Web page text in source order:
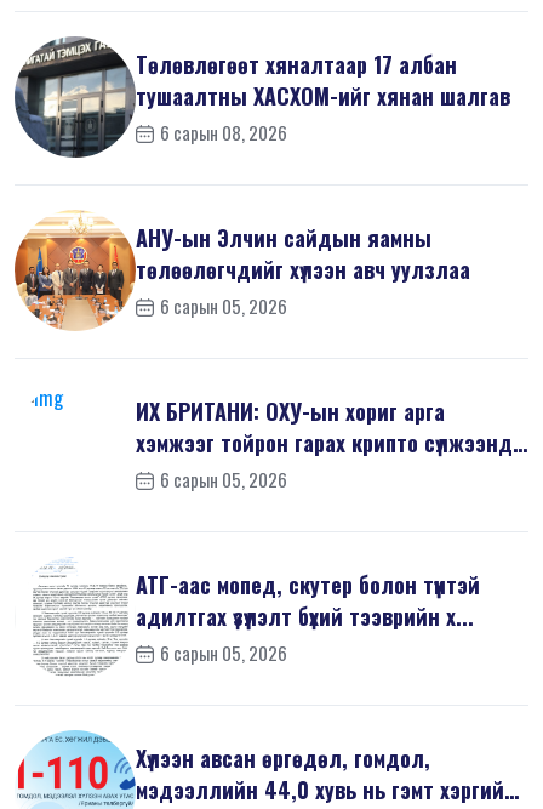
Төлөвлөгөөт хяналтаар 17 албан
тушаалтны ХАСХОМ-ийг хянан шалгав
6 сарын 08, 2026
АНУ-ын Элчин сайдын яамны
төлөөлөгчдийг хүлээн авч уулзлаа
6 сарын 05, 2026
ИХ БРИТАНИ: ОХУ-ын хориг арга
хэмжээг тойрон гарах крипто сүлжээнд
хор...6 сарын 05, 2026
АТГ-аас мопед, скутер болон түүнтэй
адилтгах үзүүлэлт бүхий тээврийн х...
6 сарын 05, 2026
Хүлээн авсан өргөдөл, гомдол,
мэдээллийн 44,0 хувь нь гэмт хэргийн